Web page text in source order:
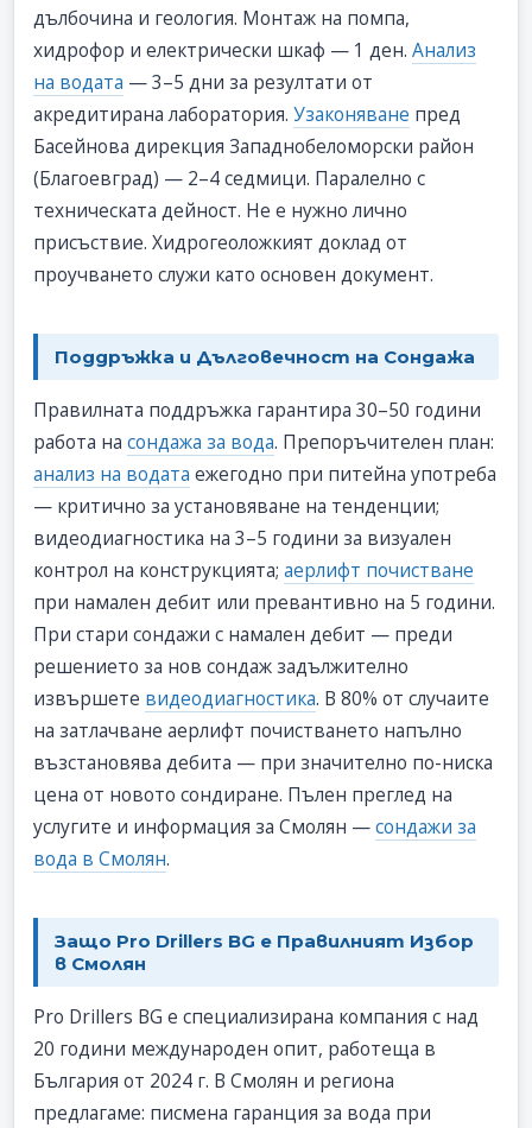
дълбочина и геология. Монтаж на помпа,
хидрофор и електрически шкаф — 1 ден.Анализ
на водата — 3–5 дни за резултати от
акредитирана лаборатория.Узаконяване пред
Басейнова дирекция Западнобеломорски район
(Благоевград) — 2–4 седмици. Паралелно с
техническата дейност. Не е нужно лично
присъствие. Хидрогеоложкият доклад от
проучването служи като основен документ.
Поддръжка и Дълговечност на Сондажа
Правилната поддръжка гарантира 30–50 години
работа насондажа за вода. Препоръчителен план:
анализ на водата ежегодно при питейна употреба
— критично за установяване на тенденции;
видеодиагностика на 3–5 години за визуален
контрол на конструкцията;аерлифт почистване
при намален дебит или превантивно на 5 години.
При стари сондажи с намален дебит — преди
решението за нов сондаж задължително
извършете видеодиагностика. В 80% от случаите
на затлачване аерлифт почистването напълно
възстановява дебита — при значително по-ниска
цена от новото сондиране. Пълен преглед на
услугите и информация за Смолян —сондажи за
вода в Смолян.
Защо Pro Drillers BG е Правилният Избор
в Смолян
Pro Drillers BG е специализирана компания с над
20 години международен опит, работеща в
България от 2024 г. В Смолян и региона
предлагаме: писмена гаранция за вода при